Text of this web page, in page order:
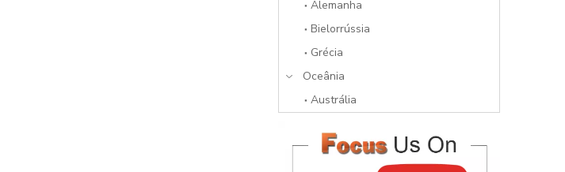
Alemanha
Bielorrússia
Grécia
Oceânia
Austrália